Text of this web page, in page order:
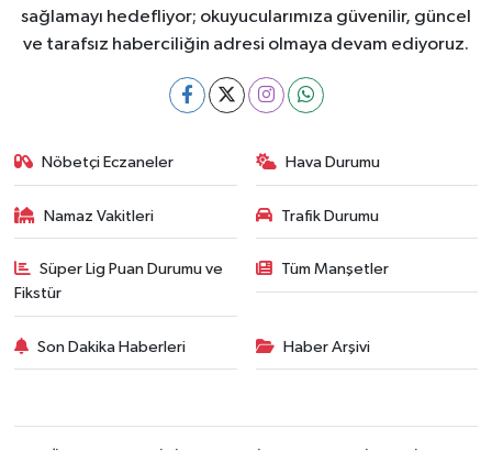
sağlamayı hedefliyor; okuyucularımıza güvenilir, güncel
ve tarafsız haberciliğin adresi olmaya devam ediyoruz.
Nöbetçi Eczaneler Hava Durumu
Namaz Vakitleri Trafik Durumu
Süper Lig Puan Durumu ve
Fikstür
Tüm Manşetler
Son Dakika Haberleri Haber Arşivi